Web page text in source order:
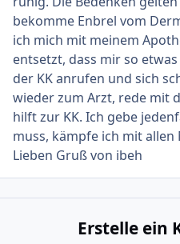
bekomme Enbrel vom
ich mich mit meinem
entsetzt, dass mir so
der KK anrufen und sich
wieder zum Arzt, rede mit
hilft zur KK. Ich gebe
muss, kämpfe ich mit allen
Lieben Gruß von ibeh
Erstelle ein